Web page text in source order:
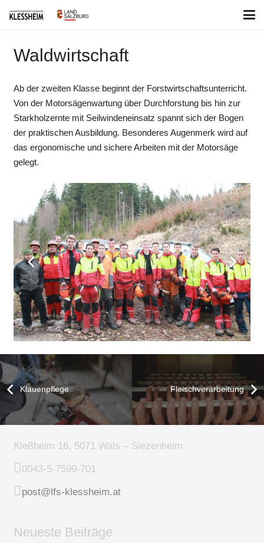
Waldwirtschaft
Ab der zweiten Klasse beginnt der Forstwirtschaftsunterricht.
Von der Motorsägenwartung über Durchforstung bis hin zur
Starkholzernte mit Seilwindeneinsatz spannt sich der Bogen
der praktischen Ausbildung. Besonderes Augenmerk wird auf
das ergonomische und sichere Arbeiten mit der Motorsäge
gelegt.
Klauenpflege Fleischverarbeitung
Kleßheim 16, 5071 Wals – Siezenheim
0043-5-7599-701
post@lfs-klessheim.at
Neueste Beiträge